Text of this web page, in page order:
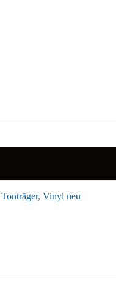
Tonträger, Vinyl neu